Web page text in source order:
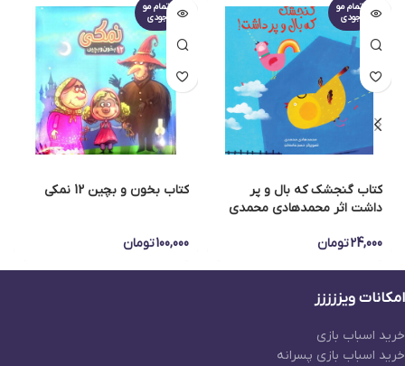
اتمام مو
جودی
کتاب گنجشک که بال و پر
داشت اثر محمدهادی محمدی
24,000تومان
اتمام مو
جودی
کتاب بخون و بچین 12 نمکی
100,000تومان
امکانات ویززززز
خرید اسباب بازی
خرید اسباب بازی پسرانه